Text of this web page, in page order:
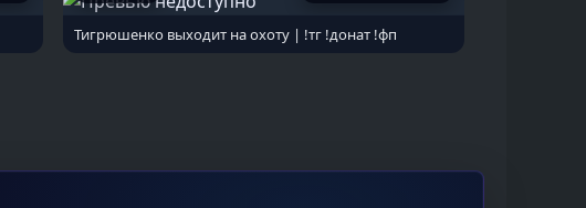
Тигрюшенко выходит на охоту | !тг !донат !фп